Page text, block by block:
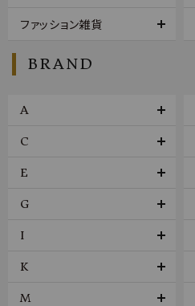
ファッション雑貨
BRAND
A
C
E
G
I
K
M